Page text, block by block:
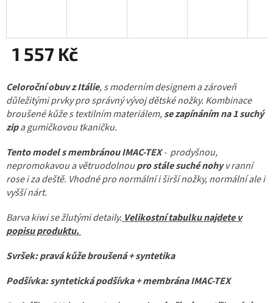
1 557 Kč
cena:
Celoroční obuv z Itálie, s moderním designem a zároveň
důležitými prvky pro správný vývoj dětské nožky. Kombinace
broušené kůže s textilním materiálem,se zapínáním na 1 suchý
zipa gumičkovou tkaničku.
Tento model s membránou IMAC-TEX- prodyšnou,
nepromokavou a větruodolnoupro stále suché nohyv ranní
rose i za deště. Vhodné pro normální i širší nožky, normální ale i
vyšší nárt.
Barva kiwi se žlutými detaily.Velikostní tabulku najdete v
popisu produktu.
Svršek: pravá kůže broušená + syntetika
Podšívka: syntetická podšívka + membrána IMAC-TEX